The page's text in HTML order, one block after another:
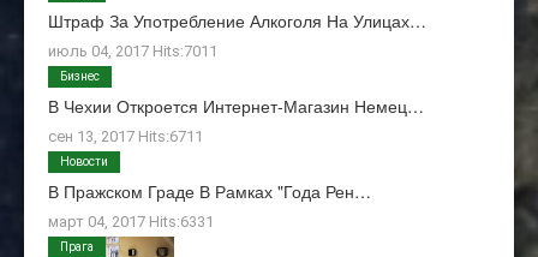
Штраф За Употребление Алкоголя На Улицах…
июль 04, 2017 Hits:7011
В Чехии Откроется Интернет-Магазин Немец…
сен 13, 2017 Hits:6711
Бизнес
В Пражском Граде В Рамках "Года Рен…
март 04, 2017 Hits:6331
Новости
Прага